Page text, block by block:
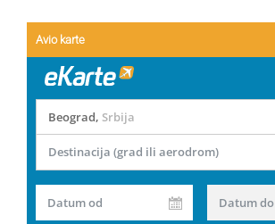
Avio karte
Beograd, Srbija
Destinacija (grad ili aerodrom)
Datum od Datum do